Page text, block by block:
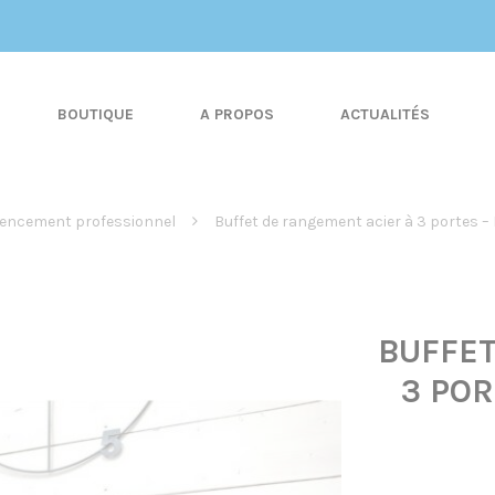
BOUTIQUE A PROPOS ACTUALITÉS
professionnel Buffet de rangement acier à 3 portes –
3